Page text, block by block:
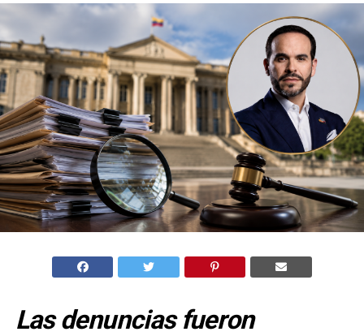
Las denuncias fueron